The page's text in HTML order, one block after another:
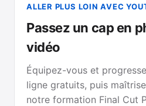
ALLER PLUS LOIN AVEC
Passez un cap en
vidéo
Équipez-vous et
ligne gratuits, puis
notre formation Final Cut